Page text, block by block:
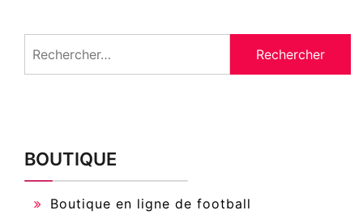
BOUTIQUE
Boutique en ligne de football